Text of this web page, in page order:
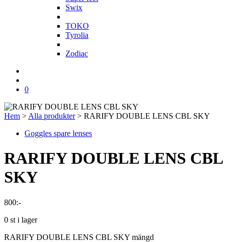
Swix
TOKO
Tyrolia
Zodiac
0
Hem > Alla produkter> RARIFY DOUBLE LENS CBL SKY
Goggles spare lenses
RARIFY DOUBLE LENS CBL
SKY
800:-
0 st i lager
RARIFY DOUBLE LENS CBL SKY mängd